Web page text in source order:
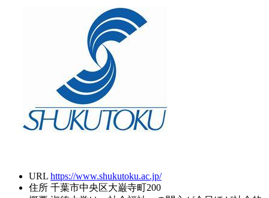
URL https://www.shukutoku.ac.jp/
住所 千葉市中央区大巌寺町200